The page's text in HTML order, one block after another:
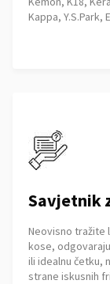
Kappa, Y.S.Park,
Savjetnik
Neovisno tražite
kose,
ili idealnu četku,
strane iskusnih